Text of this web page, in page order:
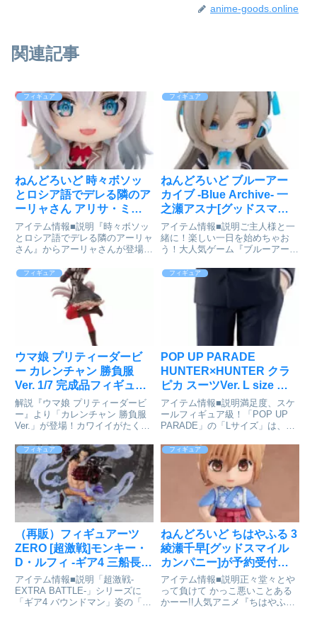
anime-goods.online
関連記事
フィギュア
ねんどろいど 時々ボソッ
とロシア語でデレる隣のア
ーリャさん アリサ・ミハ
イロヴナ・九条
[KADOKAWA]が予約受付
開始
アイテム情報■説明『時々ボソッ
とロシア語でデレる隣のアーリャ
さん』からアーリャさんが登場！
語でデレる隣のアーリャさん』よ
り、「アーリャさん」こと「アリ
サ・ミハイロヴナ・九条」が制服
衣装でねんどろいど化！表情パ
フィギュア
ねんどろいど ブルーアー
カイブ -Blue Archive- 一
之瀬アスナ[グッドスマイ
ルカンパニー]が予約受付
中
アイテム情報■説明ご主人様と一
緒に！楽しい一日を始めちゃお
う！大人気ゲーム『ブルーアーカ
ススクール所属、秘密組織
「C&C」のエージェント「アス
ナ」がねんどろいどになって登場
です!●表情パーツ:「ニッコリ
フィギュア
ウマ娘 プリティーダービ
ー カレンチャン 勝負服
Ver. 1/7 完成品フィギュア
[クレーネル]が予約受付中
解説『ウマ娘 プリティーダービ
ー』より「カレンチャン 勝負服
Ver.」が登場！カワイイがたくさ
ートに立体化いたしました！指の
先までカワイイ躍動感のあるポー
ズとなっており、スプリンターで
ある彼女の一瞬のきらめきを...
フィギュア
POP UP PARADE
HUNTER×HUNTER クラ
ピカ スーツVer. L size 完
成品フィギュア[グッドス
マイルカンパニー]が予約
受付中
アイテム情報■説明満足度、スケ
ールフィギュア級！「POP UP
PARADE」の「Lサイズ」は、フ
お送りするフィギュアシリーズで
す。専用台座付属■サイズ全高：
220mmHUNTER×HUNTER_POP
フィギュア
（再販）フィギュアーツ
ZERO [超激戦]モンキー・
D・ルフィ -ギア4 三船長
鬼ヶ島怪物決戦- 『ONE
PIECE』[BANDAI
SPIRITS]が予約受付中
アイテム情報■説明「超激戦-
EXTRA BATTLE-」シリーズに
「ギア4 バウンドマン」姿の「モ
フィギュア
ねんどろいど ちはやふる 3
綾瀬千早[グッドスマイル
カンパニー]が予約受付開
始
アイテム情報■説明正々堂々とや
って負けて かっこ悪いことある
かーー!!人気アニメ『ちはやふる